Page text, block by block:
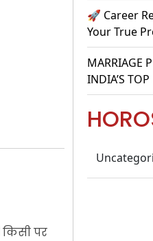
पर
🚀 Career
Your True
MARRIAGE
INDIA’S